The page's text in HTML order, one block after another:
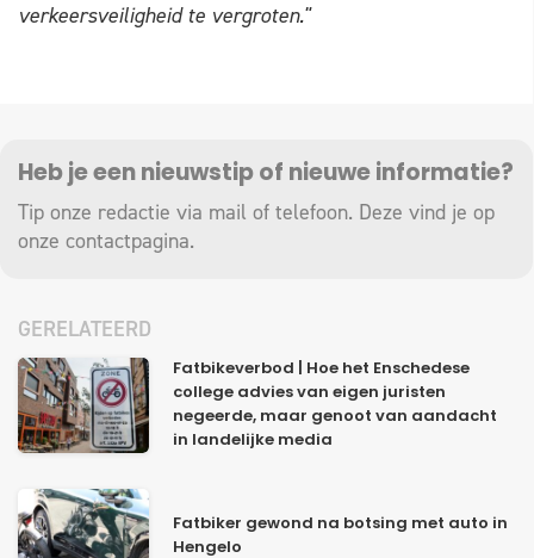
verkeersveiligheid te vergroten."
Heb je een nieuwstip of nieuwe informatie?
Tip onze redactie via mail of telefoon. Deze vind je op
onze contactpagina.
GERELATEERD
Fatbikeverbod | Hoe het Enschedese
college advies van eigen juristen
negeerde, maar genoot van aandacht
in landelijke media
Fatbiker gewond na botsing met auto in
Hengelo